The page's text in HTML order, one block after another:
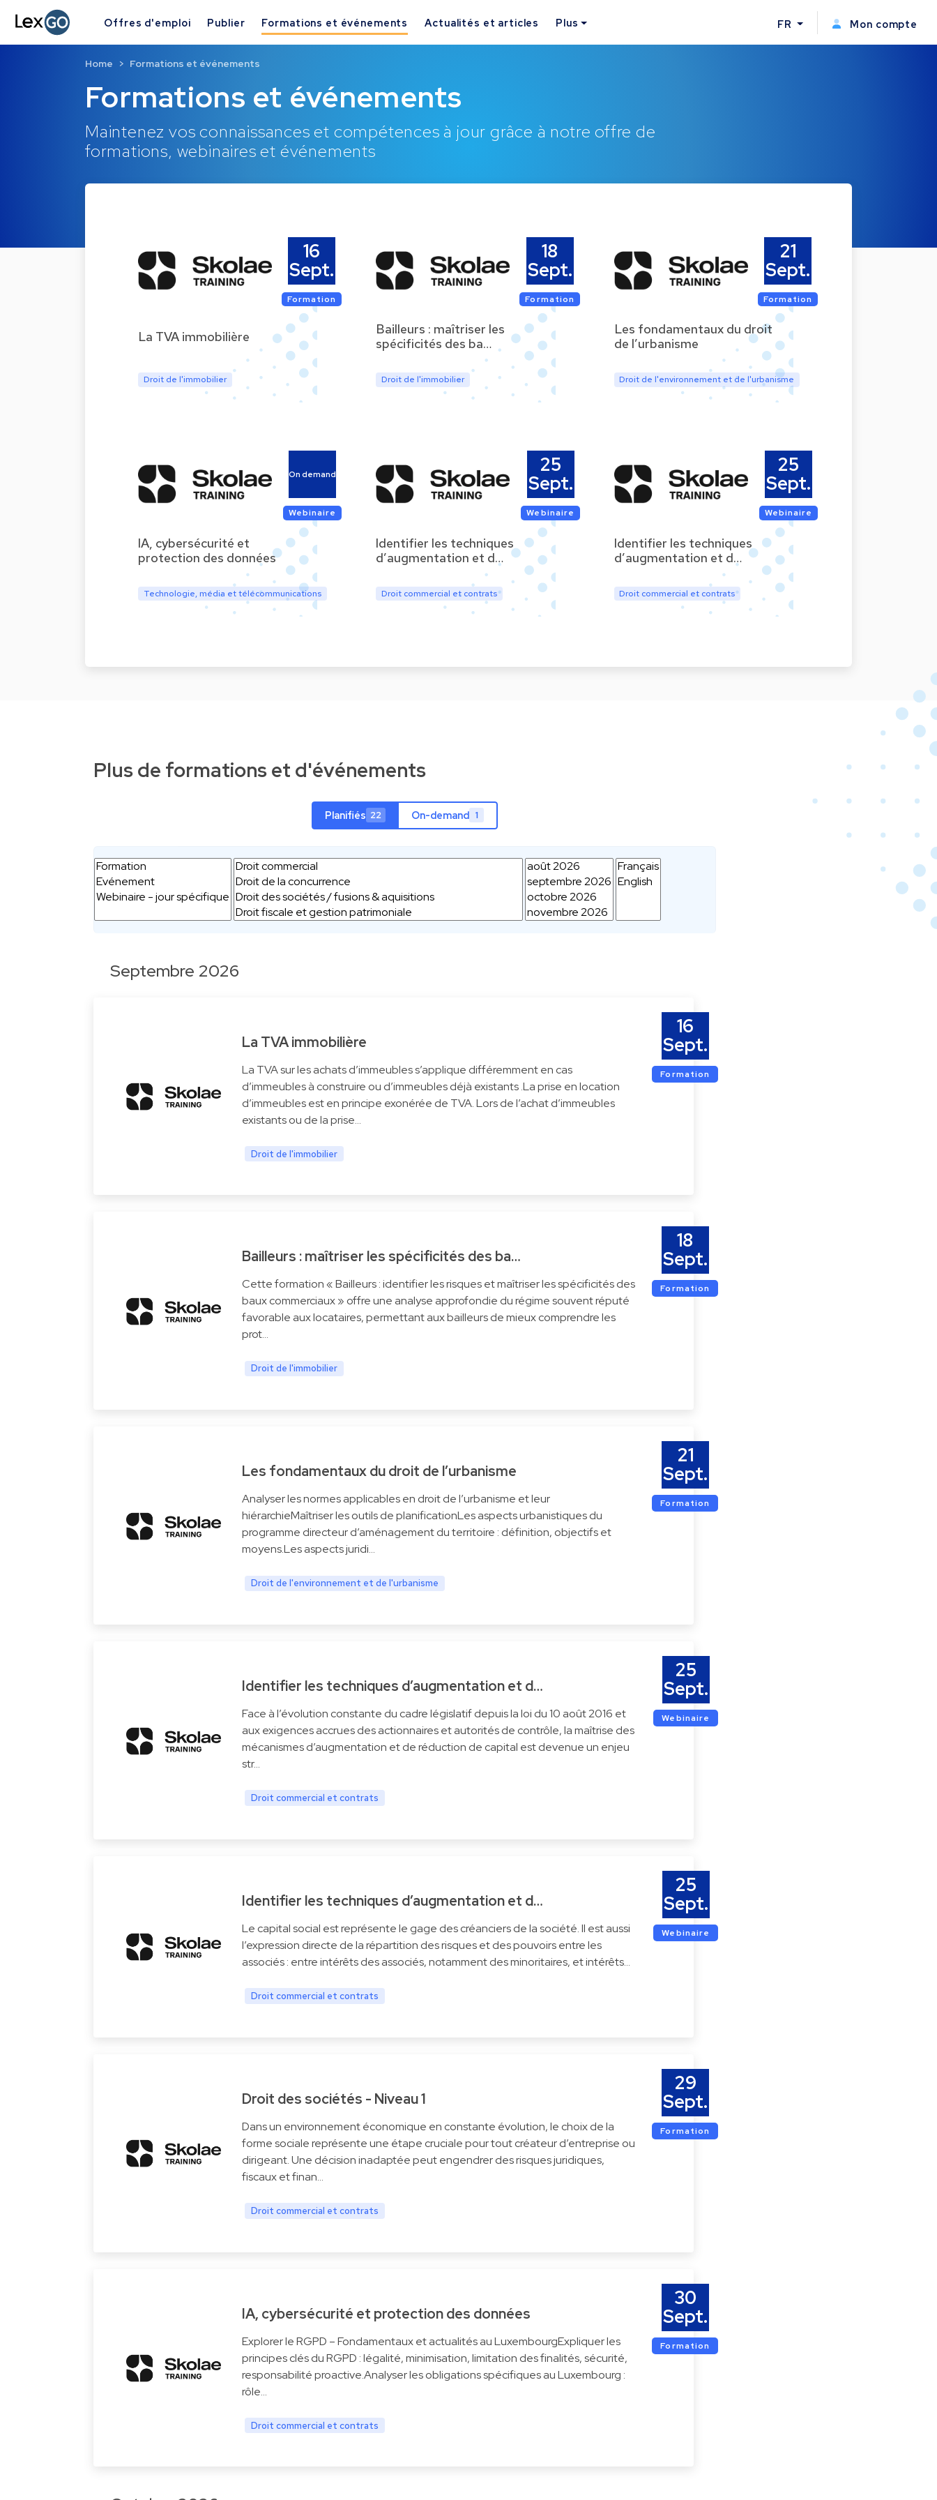
Offres d'emploi Publier Formations et événements Actualités et articles Plus FR Mon compte
Formations et événements
Maintenez vos connaissances et compétences à jour grâce à notre offre de
formations, webinaires et événements
Home Formations et événements
La TVA immobilière
Droit de l'immobilier
16
Sept.
Formation
Bailleurs : maîtriser les
spécificités des ba…
Droit de l'immobilier
18
Sept.
Formation
Les fondamentaux du droit
de l’urbanisme
Droit de l'environnement et de l'urbanisme
21
Sept.
Formation
IA, cybersécurité et
protection des données
Technologie, média et télécommunications
On demand
Webinaire
Identifier les techniques
d’augmentation et d…
Droit commercial et contrats
25
Sept.
Webinaire
Identifier les techniques
d’augmentation et d…
Droit commercial et contrats
25
Sept.
Webinaire
Plus de formations et d'événements
Planifiés 22 On-demand 1
Septembre 2026
16
Sept.
Formation
La TVA immobilière
La TVA sur les achats d’immeubles s’applique différemment en cas
d’immeubles à construire ou d’immeubles déjà existants .La prise en location
d’immeubles est en principe exonérée de TVA. Lors de l’achat d’immeubles
existants ou de la prise…
Droit de l'immobilier
18
Sept.
Formation
Bailleurs : maîtriser les spécificités des ba…
Cette formation « Bailleurs : identifier les risques et maîtriser les spécificités des
baux commerciaux » offre une analyse approfondie du régime souvent réputé
favorable aux locataires, permettant aux bailleurs de mieux comprendre les
prot…
Droit de l'immobilier
21
Sept.
Formation
Les fondamentaux du droit de l’urbanisme
Analyser les normes applicables en droit de l’urbanisme et leur
hiérarchieMaîtriser les outils de planificationLes aspects urbanistiques du
programme directeur d’aménagement du territoire : définition, objectifs et
moyens.Les aspects juridi…
Droit de l'environnement et de l'urbanisme
25
Sept.
Webinaire
Identifier les techniques d’augmentation et d…
Face à l’évolution constante du cadre législatif depuis la loi du 10 août 2016 et
aux exigences accrues des actionnaires et autorités de contrôle, la maîtrise des
mécanismes d’augmentation et de réduction de capital est devenue un enjeu
str…
Droit commercial et contrats
25
Sept.
Webinaire
Identifier les techniques d’augmentation et d…
Le capital social est représente le gage des créanciers de la société. Il est aussi
l’expression directe de la répartition des risques et des pouvoirs entre les
associés : entre intérêts des associés, notamment des minoritaires, et intérêts…
Droit commercial et contrats
29
Sept.
Formation
Droit des sociétés - Niveau 1
Dans un environnement économique en constante évolution, le choix de la
forme sociale représente une étape cruciale pour tout créateur d’entreprise ou
dirigeant. Une décision inadaptée peut engendrer des risques juridiques,
fiscaux et finan…
Droit commercial et contrats
30
Sept.
Formation
IA, cybersécurité et protection des données
Explorer le RGPD – Fondamentaux et actualités au LuxembourgExpliquer les
principes clés du RGPD : légalité, minimisation, limitation des finalités, sécurité,
responsabilité proactive.Analyser les obligations spécifiques au Luxembourg :
rôle…
Droit commercial et contrats